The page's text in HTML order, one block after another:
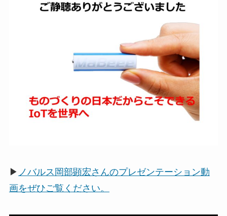
▶ ノバルス岡部顕宏さんのプレゼンテーション動
画をぜひご覧ください。